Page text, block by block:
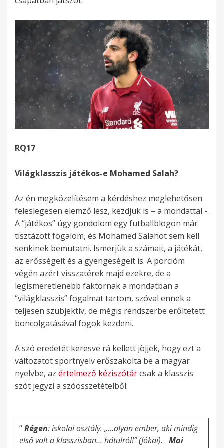
RQ17
Világklasszis játékos-e Mohamed Salah?
Az én megközelítésem a kérdéshez meglehetősen
feleslegesen elemző lesz, kezdjük is – a mondattal -.
A “játékos” úgy gondolom egy futballblogon már
tisztázott fogalom, és Mohamed Salahot sem kell
senkinek bemutatni. Ismerjük a számait, a játékát,
az erősségeit és a gyengeségeit is. A porcióm
végén azért visszatérek majd ezekre, de a
legismeretlenebb faktornak a mondatban a
“világklasszis” fogalmat tartom, szóval ennek a
teljesen szubjektív, de mégis rendszerbe erőltetett
boncolgatásával fogok kezdeni.
A szó eredetét keresve rá kellett jöjjek, hogy ezt a
változatot sportnyelv erőszakolta be a magyar
nyelvbe, az értelmező kéziszótárcsak a klasszis
szót jegyzi a szóösszetételből:
“Régen: iskolai osztály. „…olyan ember, aki mindig
első volt a klasszisban… hátulról!” (Jókai). Mai